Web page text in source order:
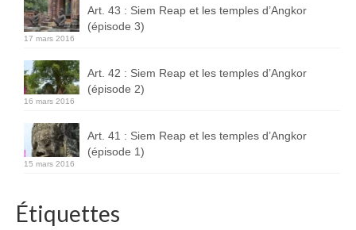
Art. 43 : Siem Reap et les temples d’Angkor
(épisode 3)
17 mars 2016
Art. 42 : Siem Reap et les temples d’Angkor
(épisode 2)
16 mars 2016
Art. 41 : Siem Reap et les temples d’Angkor
(épisode 1)
15 mars 2016
Étiquettes